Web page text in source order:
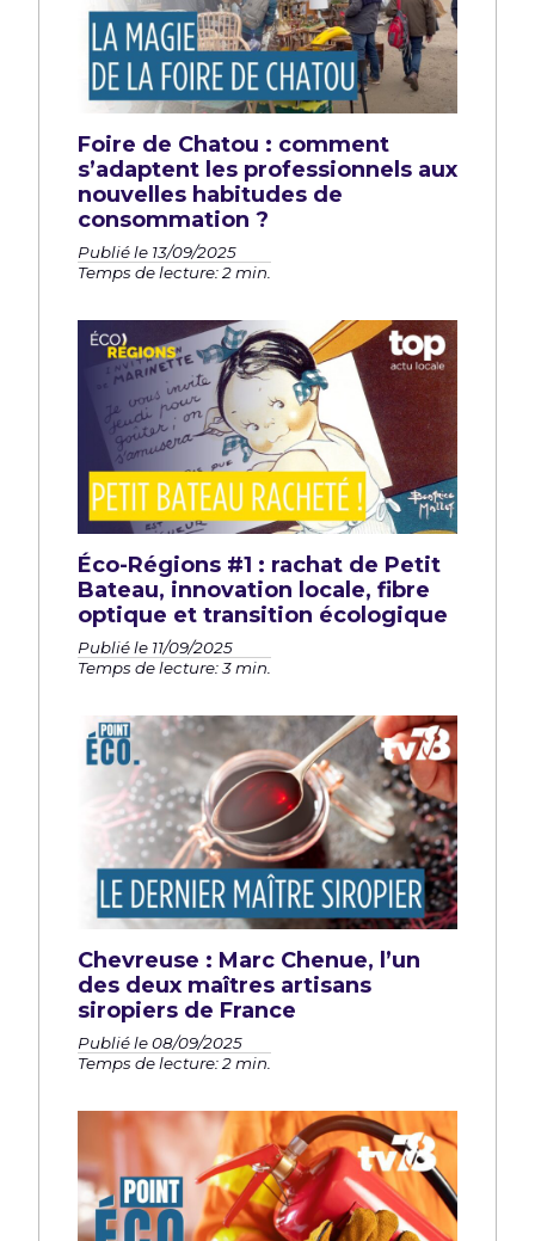
Foire de Chatou : comment
s’adaptent les professionnels aux
nouvelles habitudes de
consommation ?
Publié le 13/09/2025
Temps de lecture: 2 min.
Éco-Régions #1 : rachat de Petit
Bateau, innovation locale, fibre
optique et transition écologique
Publié le 11/09/2025
Temps de lecture: 3 min.
Chevreuse : Marc Chenue, l’un
des deux maîtres artisans
siropiers de France
Publié le 08/09/2025
Temps de lecture: 2 min.